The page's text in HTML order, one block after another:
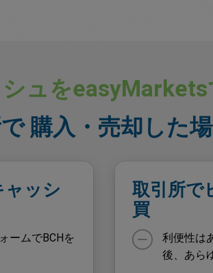
ュを
購入・売却した
ッシ
ームでBCHを
取引所で
買
利便性は
後、あら